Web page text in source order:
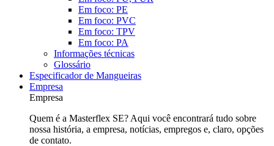
Em foco: PE
Em foco: PVC
Em foco: TPV
Em foco: PA
Informações técnicas
Glossário
Especificador de Mangueiras
Empresa
Empresa
Quem é a Masterflex SE? Aqui você encontrará tudo sobre
nossa história, a empresa, notícias, empregos e, claro, opções
de contato.